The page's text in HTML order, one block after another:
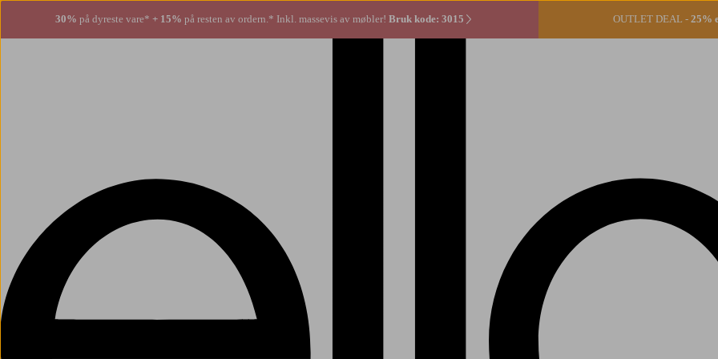
30% på dyreste vare* + 15% på resten av ordern.* Inkl. massevis av møbler! Bruk kode: 3015 OUTLET DEAL - 25%